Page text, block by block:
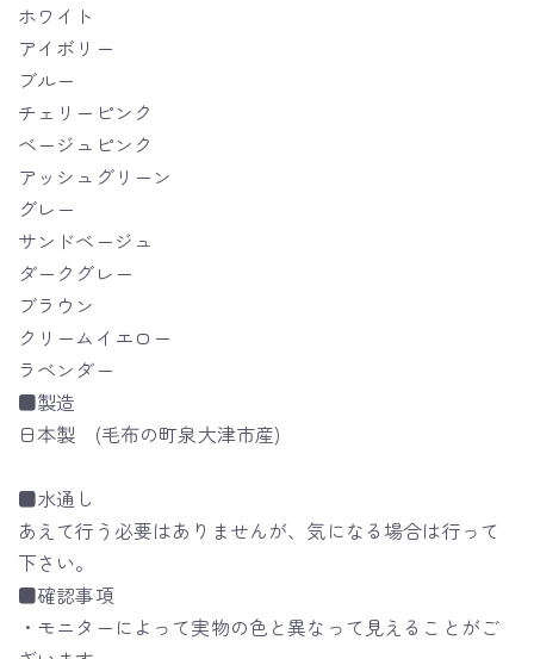
ホワイト
アイボリー
ブルー
チェリーピンク
ベージュピンク
アッシュグリーン
グレー
サンドベージュ
ダークグレー
ブラウン
クリームイエロー
ラベンダー
■製造
日本製 (毛布の町泉大津市産)
■水通し
あえて行う必要はありませんが、気になる場合は行って
下さい。
■確認事項
・モニターによって実物の色と異なって見えることがご